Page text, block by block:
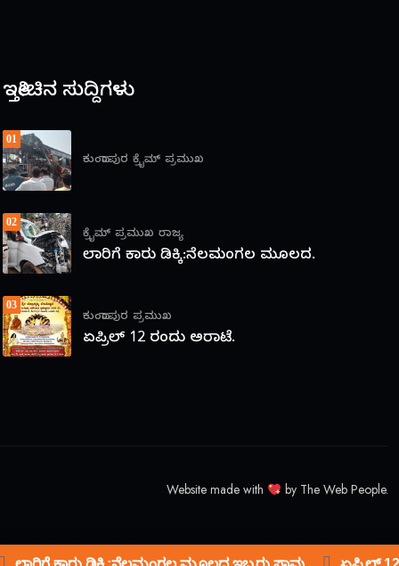
ಇತ್ತೀಚಿನ ಸುದ್ದಿಗಳು
01
ಕುಂದಾಪುರ ಕ್ರೈಮ್ ಪ್ರಮುಖ
02
ಕ್ರೈಮ್ ಪ್ರಮುಖ ರಾಜ್ಯ
ಲಾರಿಗೆ ಕಾರು ಡಿಕ್ಕಿ:ನೆಲಮಂಗಲ ಮೂಲದ.
03
ಕುಂದಾಪುರ ಪ್ರಮುಖ
ಏಪ್ರಿಲ್ 12 ರಂದು ಅರಾಟೆ.
Website made with by The Web People.